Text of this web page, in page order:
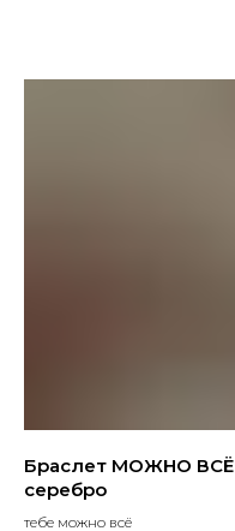
Браслет МОЖНО ВСЁ
серебро
тебе можно всё